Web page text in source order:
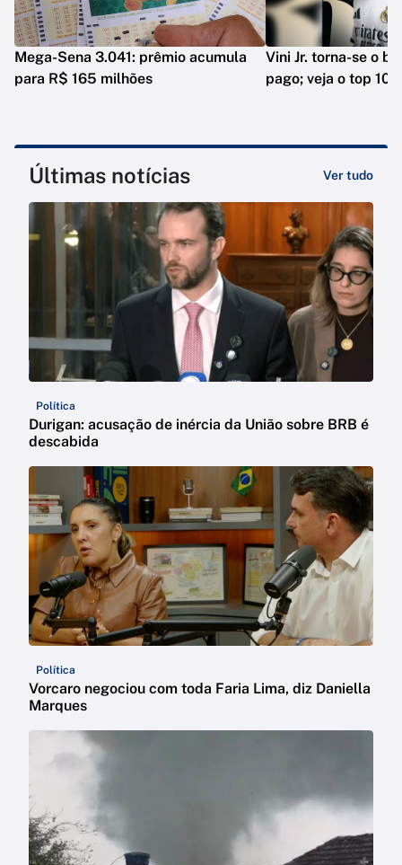
Mega-Sena 3.041: prêmio acumula
para R$ 165 milhões
Vini Jr. torna-se o
pago; veja o top 10
Últimas notícias Ver tudo
Política
Durigan: acusação de inércia da União sobre BRB é
descabida
Política
Vorcaro negociou com toda Faria Lima, diz Daniella
Marques